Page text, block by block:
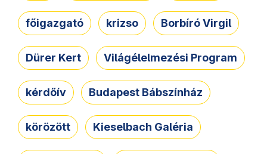
főigazgató krizso Borbíró Virgil
Dürer Kert Világélelmezési Program
kérdőív Budapest Bábszínház
körözött Kieselbach Galéria